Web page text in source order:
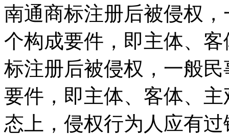
南通商标注册后被侵权
个构成要件，即主体、
标注册后被侵权，一般
要件，即主体、客体、
态上，侵权行为人应有